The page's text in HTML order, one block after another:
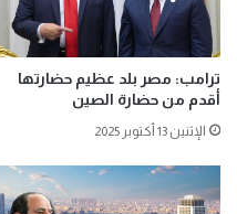
ترامب: مصر بلد عظيم حضارتها
أقدم من حضارة الصين
الإثنين 13 أكتوبر 2025